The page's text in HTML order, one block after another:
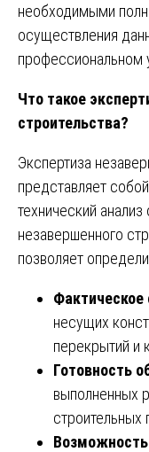
необходимыми
осуществления
профессиональном
Что такое
строительства?
Экспертиза
представляет
технический
незавершенного
позволяет
Фактическое
несущих
перекрытий и
Готовность
выполненных
строительных